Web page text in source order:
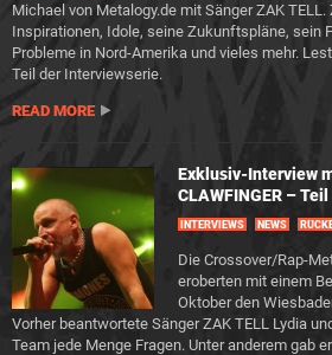
Michael von Metalogy.de mit Sänger ZAK
Inspirationen, Idole, seine Zukunftspläne, sein
Probleme in Nord-Amerika und vieles mehr.
Teil der Interviewserie.
READ MORE
Exklusiv-Interview
CLAWFINGER – Teil
INTERVIEWS NEWS
Die Crossover/Rap-
eroberten mit einem
Oktober den
Vorher beantwortete Sänger ZAK TELL Lydia
Team jede Menge Fragen. Unter anderem gab